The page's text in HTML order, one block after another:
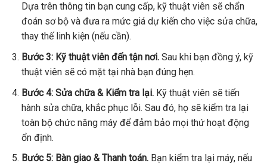
Dựa trên thông tin bạn cung cấp, kỹ thuật viên sẽ chẩn
đoán sơ bộ và đưa ra mức giá dự kiến cho việc sửa chữa,
thay thế linh kiện (nếu cần).
Bước 3: Kỹ thuật viên đến tận nơi.Sau khi bạn đồng ý, kỹ
thuật viên sẽ có mặt tại nhà bạn đúng hẹn.
Bước 4: Sửa chữa & Kiểm tra lại.Kỹ thuật viên sẽ tiến
hành sửa chữa, khắc phục lỗi. Sau đó, họ sẽ kiểm tra lại
toàn bộ chức năng máy để đảm bảo mọi thứ hoạt động
ổn định.
Bước 5: Bàn giao & Thanh toán.Bạn kiểm tra lại máy, nếu